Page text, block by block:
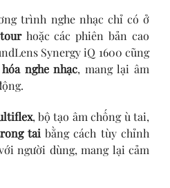
trình nghe nhạc chỉ có ở
hoặc các phiên bản cao
Synergy iQ 1600 cũng
nghe nhạc, mang lại âm
, bộ tạo âm chống ù tai,
tai bằng cách tùy chỉnh
người dùng, mang lại cảm